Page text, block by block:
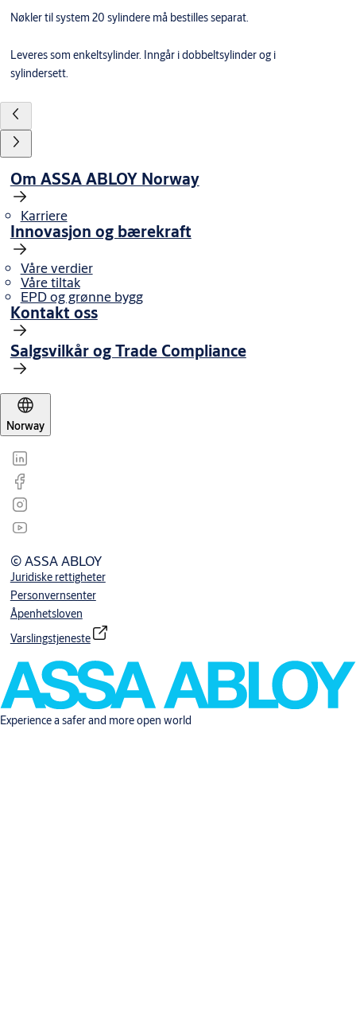
Nøkler til system 20 sylindere må bestilles separat.
Leveres som enkeltsylinder. Inngår i dobbeltsylinder og i
sylindersett.
Om ASSA ABLOY Norway
Karriere
Innovasjon og bærekraft
Våre verdier
Våre tiltak
EPD og grønne bygg
Kontakt oss
Salgsvilkår og Trade Compliance
Norway
© ASSA ABLOY
Juridiske rettigheter
Personvernsenter
Åpenhetsloven
Varslingstjeneste
Experience a safer and more open world